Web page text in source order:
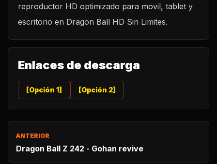
reproductor HD optimizado para movil, tablet y
escritorio en Dragon Ball HD Sin Limites.
Enlaces de descarga
[Opción 1] [Opción 2]
ANTERIOR
Dragon Ball Z 242 - Gohan revive